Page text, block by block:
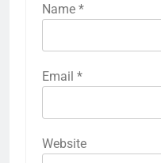
Name *
Email *
Website